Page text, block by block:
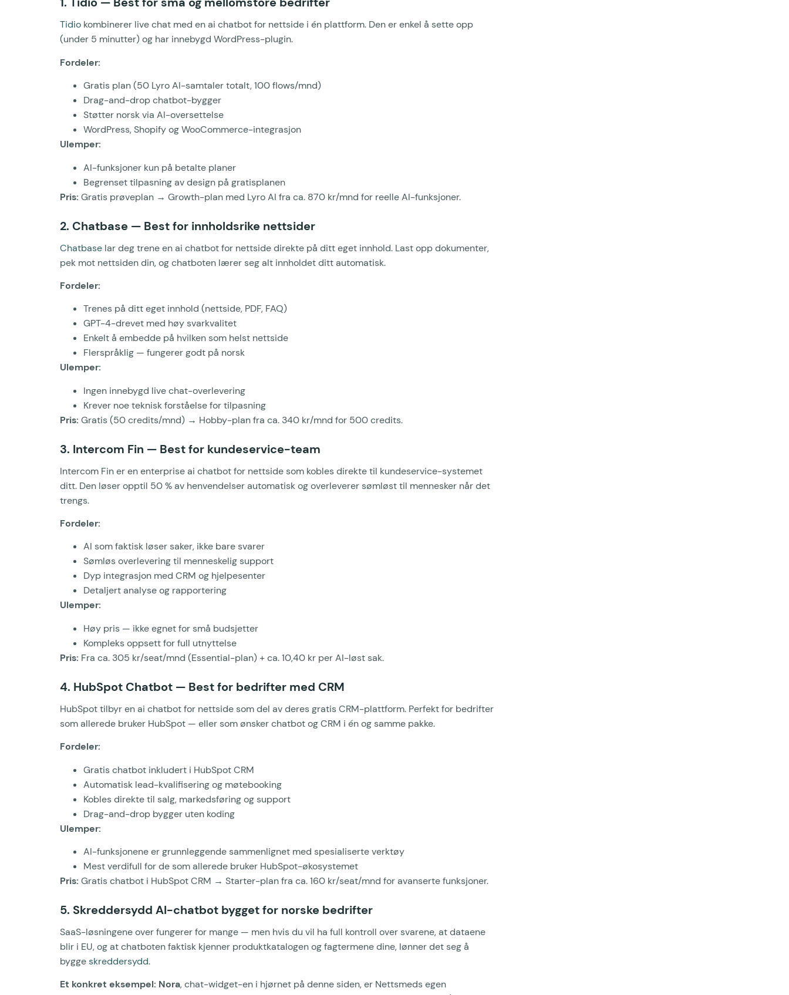
Tidio kombinerer live chat med en ai chatbot for nettside i én plattform. Den er enkel å sette opp
(under 5 minutter) og har innebygd WordPress-plugin.
Fordeler:
Gratis plan (50 Lyro AI-samtaler totalt, 100 flows/mnd)
Drag-and-drop chatbot-bygger
Støtter norsk via AI-oversettelse
WordPress, Shopify og WooCommerce-integrasjon
Ulemper:
AI-funksjoner kun på betalte planer
Begrenset tilpasning av design på gratisplanen
Pris: Gratis prøveplan → Growth-plan med Lyro AI fra ca. 870 kr/mnd for reelle AI-funksjoner.
2. Chatbase — Best for innholdsrike nettsider
Chatbase lar deg trene en ai chatbot for nettside direkte på ditt eget innhold. Last opp dokumenter,
pek mot nettsiden din, og chatboten lærer seg alt innholdet ditt automatisk.
Fordeler:
Trenes på ditt eget innhold (nettside, PDF, FAQ)
GPT-4-drevet med høy svarkvalitet
Enkelt å embedde på hvilken som helst nettside
Flerspråklig — fungerer godt på norsk
Ulemper:
Ingen innebygd live chat-overlevering
Krever noe teknisk forståelse for tilpasning
Pris: Gratis (50 credits/mnd) → Hobby-plan fra ca. 340 kr/mnd for 500 credits.
3. Intercom Fin — Best for kundeservice-team
Intercom Fin er en enterprise ai chatbot for nettside som kobles direkte til kundeservice-systemet
ditt. Den løser opptil 50 % av henvendelser automatisk og overleverer sømløst til mennesker når det
trengs.
Fordeler:
AI som faktisk løser saker, ikke bare svarer
Sømløs overlevering til menneskelig support
Dyp integrasjon med CRM og hjelpesenter
Detaljert analyse og rapportering
Ulemper:
Høy pris — ikke egnet for små budsjetter
Kompleks oppsett for full utnyttelse
Pris: Fra ca. 305 kr/seat/mnd (Essential-plan) + ca. 10,40 kr per AI-løst sak.
4. HubSpot Chatbot — Best for bedrifter med CRM
HubSpot tilbyr en ai chatbot for nettside som del av deres gratis CRM-plattform. Perfekt for bedrifter
som allerede bruker HubSpot — eller som ønsker chatbot og CRM i én og samme pakke.
Fordeler:
Gratis chatbot inkludert i HubSpot CRM
Automatisk lead-kvalifisering og møtebooking
Kobles direkte til salg, markedsføring og support
Drag-and-drop bygger uten koding
Ulemper:
AI-funksjonene er grunnleggende sammenlignet med spesialiserte verktøy
Mest verdifull for de som allerede bruker HubSpot-økosystemet
Pris: Gratis chatbot i HubSpot CRM → Starter-plan fra ca. 160 kr/seat/mnd for avanserte funksjoner.
5. Skreddersydd AI-chatbot bygget for norske bedrifter
SaaS-løsningene over fungerer for mange — men hvis du vil ha full kontroll over svarene, at dataene
blir i EU, og at chatboten faktisk kjenner produktkatalogen og fagtermene dine, lønner det seg å
byggeskreddersydd.
Et konkret eksempel: Nora, chat-widget-en i hjørnet på denne siden, er Nettsmeds egen